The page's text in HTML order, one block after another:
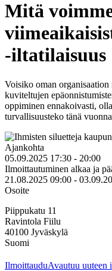
Mitä
-iltatilaisuus
Voisiko oman
kuviteltujen
oppiminen ennakoivasti,
turvallisuusteko tänä
Ajankohta
05.09.2025 17:30 - 20:00
Ilmoittautuminen alkaa ja
21.08.2025 09:00 -
Osoite
Piippukatu 11
Ravintola Fiilu
40100 Jyväskylä
Suomi
IlmoittauduAvautuu uuteen